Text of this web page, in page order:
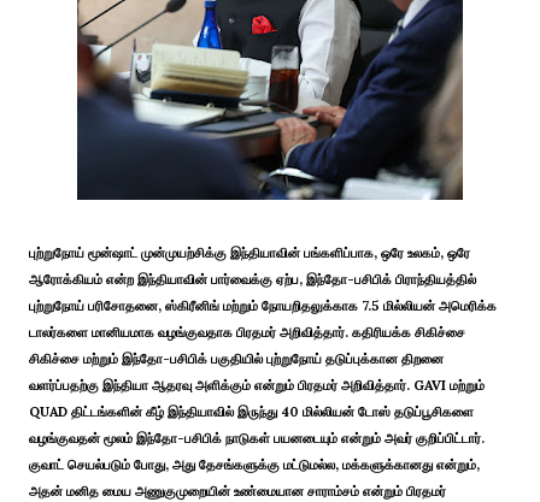
புற்றுநோய் மூன்ஷாட் முன்முயற்சிக்கு இந்தியாவின் பங்களிப்பாக, ஒரே உலகம், ஒரே
ஆரோக்கியம் என்ற இந்தியாவின் பார்வைக்கு ஏற்ப, இந்தோ-பசிபிக் பிராந்தியத்தில்
புற்றுநோய் பரிசோதனை, ஸ்கிரீனிங் மற்றும் நோயறிதலுக்காக 7.5 மில்லியன் அமெரிக்க
டாலர்களை மானியமாக வழங்குவதாக பிரதமர் அறிவித்தார். கதிரியக்க சிகிச்சை
சிகிச்சை மற்றும் இந்தோ-பசிபிக் பகுதியில் புற்றுநோய் தடுப்புக்கான திறனை
வளர்ப்பதற்கு இந்தியா ஆதரவு அளிக்கும் என்றும் பிரதமர் அறிவித்தார். GAVI மற்றும்
QUAD திட்டங்களின் கீழ் இந்தியாவில் இருந்து 40 மில்லியன் டோஸ் தடுப்பூசிகளை
வழங்குவதன் மூலம் இந்தோ-பசிபிக் நாடுகள் பயனடையும் என்றும் அவர் குறிப்பிட்டார்.
குவாட் செயல்படும் போது, ​​அது தேசங்களுக்கு மட்டுமல்ல, மக்களுக்கானது என்றும்,
அதன் மனித மைய அணுகுமுறையின் உண்மையான சாராம்சம் என்றும் பிரதமர்